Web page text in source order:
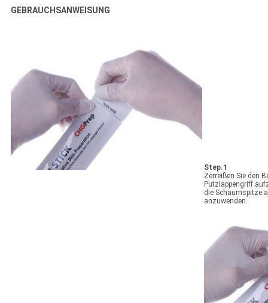
GEBRAUCHSANWEISUNG
Step.1
Zerreißen Sie den
Putzlappengriff
die Schaumspitze
anzuwenden.